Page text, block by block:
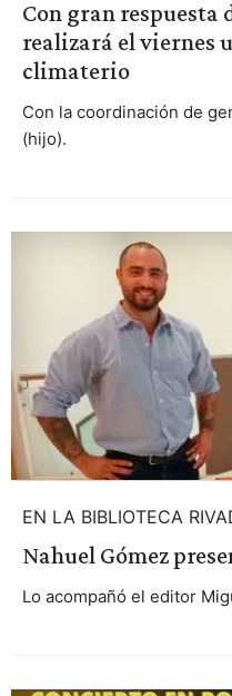
Con gran respuesta
realizará el viernes
climaterio
Con la coordinación de
(hijo).
EN LA BIBLIOTECA
Nahuel Gómez
Lo acompañó el editor